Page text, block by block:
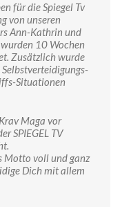
für die Spiegel Tv
von unseren
Ann-Kathrin und
10 Wochen
Zusätzlich wurde
Situationen
Maga vor
SPIEGEL TV
Motto voll und ganz
Dich mit allem